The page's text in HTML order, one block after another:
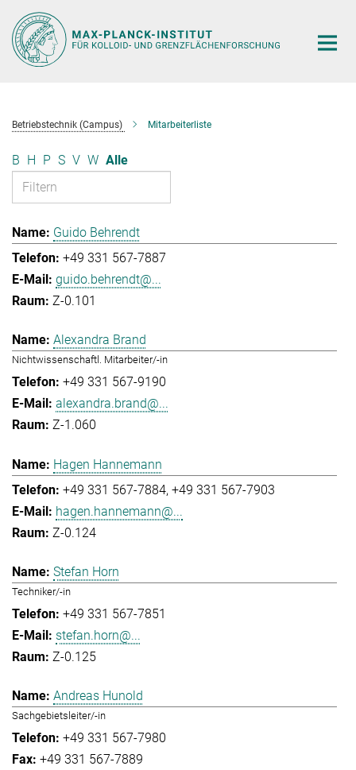
Hauptinhalt
Betriebstechnik (Campus) Mitarbeiterliste
B H P S V W Alle
Guido Behrendt
+49 331 567-7887
guido.behrendt@...
Z-0.101
Alexandra Brand
Nichtwissenschaftl. Mitarbeiter/-in
+49 331 567-9190
alexandra.brand@...
Z-1.060
Hagen Hannemann
+49 331 567-7884 +49 331 567-7903
hagen.hannemann@...
Z-0.124
Stefan Horn
Techniker/-in
+49 331 567-7851
stefan.horn@...
Z-0.125
Andreas Hunold
Sachgebietsleiter/-in
+49 331 567-7980
+49 331 567-7889